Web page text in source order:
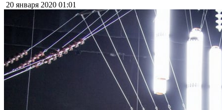
20 января 2020 01:01